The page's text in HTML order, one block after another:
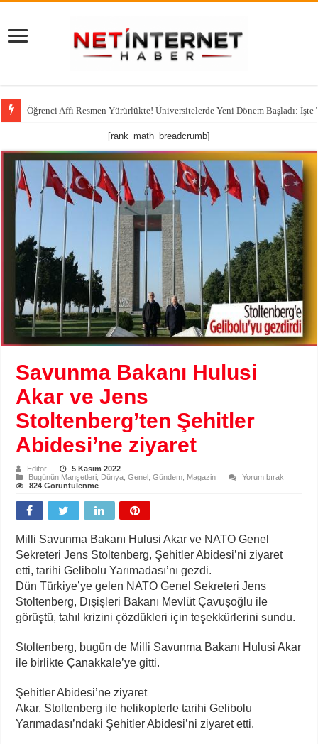
Öğrenci Affı Resmen Yürürlükte! Üniversitelerde Yeni Dönem Başladı: İşte
[rank_math_breadcrumb]
Savunma Bakanı Hulusi
Akar ve Jens
Stoltenberg’ten Şehitler
Abidesi’ne ziyaret
Editör
5 Kasım 2022
Bugünün Manşetleri Dünya ,Genel ,Gündem Magazin
Yorum bırak
824 Görüntülenme
Milli Savunma Bakanı Hulusi Akar ve NATO Genel
Sekreteri Jens Stoltenberg, Şehitler Abidesi’ni ziyaret
etti, tarihi Gelibolu Yarımadası’nı gezdi.
Dün Türkiye’ye gelen NATO Genel Sekreteri Jens
Stoltenberg, Dışişleri Bakanı Mevlüt Çavuşoğlu ile
görüştü, tahıl krizini çözdükleri için teşekkürlerini sundu.
Stoltenberg, bugün de Milli Savunma Bakanı Hulusi Akar
ile birlikte Çanakkale’ye gitti.
Şehitler Abidesi’ne ziyaret
Akar, Stoltenberg ile helikopterle tarihi Gelibolu
Yarımadası’ndaki Şehitler Abidesi’ni ziyaret etti.